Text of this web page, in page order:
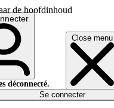
de hoofdinhoud
Close menu
déconnecté.
Se connecter